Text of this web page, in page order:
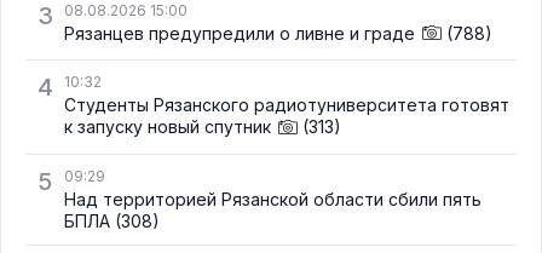
3 08.08.2026 15:00
Рязанцев предупредили о ливне и граде (788)
4 10:32
Студенты Рязанского радиотуниверситета готовят
к запуску новый спутник
(313)
5 09:29
Над территорией Рязанской области сбили пять
БПЛА (308)